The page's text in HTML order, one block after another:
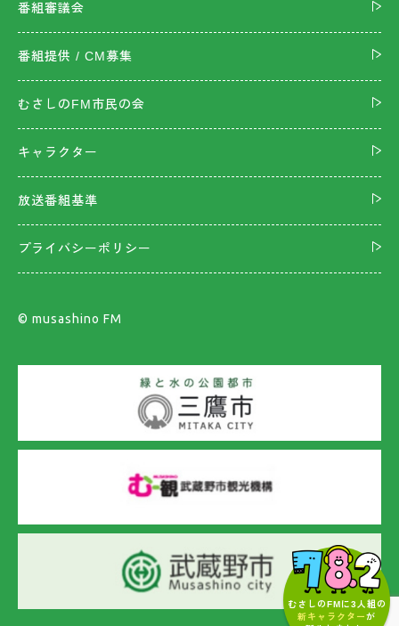
むさしのFMに3人組の
新キャラクターが
番組審議会
番組提供 / CM募集
むさしのFM市民の会
キャラクター
放送番組基準
プライバシーポリシー
©︎ musashino FM